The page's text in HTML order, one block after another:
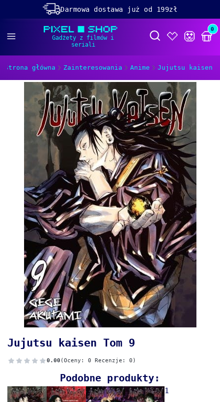
Darmowa dostawa już od 199zł
Rabaty -50% na wybrane produkty
Dolącz do naszego
Otwórz
Strona główna Zainteresowania Anime Jujutsu kaisen
Jujutsu kaisen Tom 9
0.00 (Oceny: 0 Recenzje: 0)
Podobne produkty:
1